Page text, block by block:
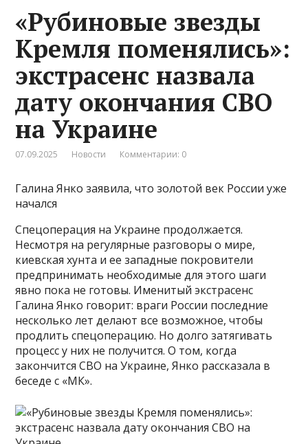
«Рубиновые звезды
Кремля поменялись»:
экстрасенс назвала
дату окончания СВО
на Украине
07.09.2025 Новости Комментарии: 0
Галина Янко заявила, что золотой век России уже
начался
Спецоперация на Украине продолжается.
Несмотря на регулярные разговоры о мире,
киевская хунта и ее западные покровители
предпринимать необходимые для этого шаги
явно пока не готовы. Именитый экстрасенс
Галина Янко говорит: враги России последние
несколько лет делают все возможное, чтобы
продлить спецоперацию. Но долго затягивать
процесс у них не получится. О том, когда
закончится СВО на Украине, Янко рассказала в
беседе с «МК».